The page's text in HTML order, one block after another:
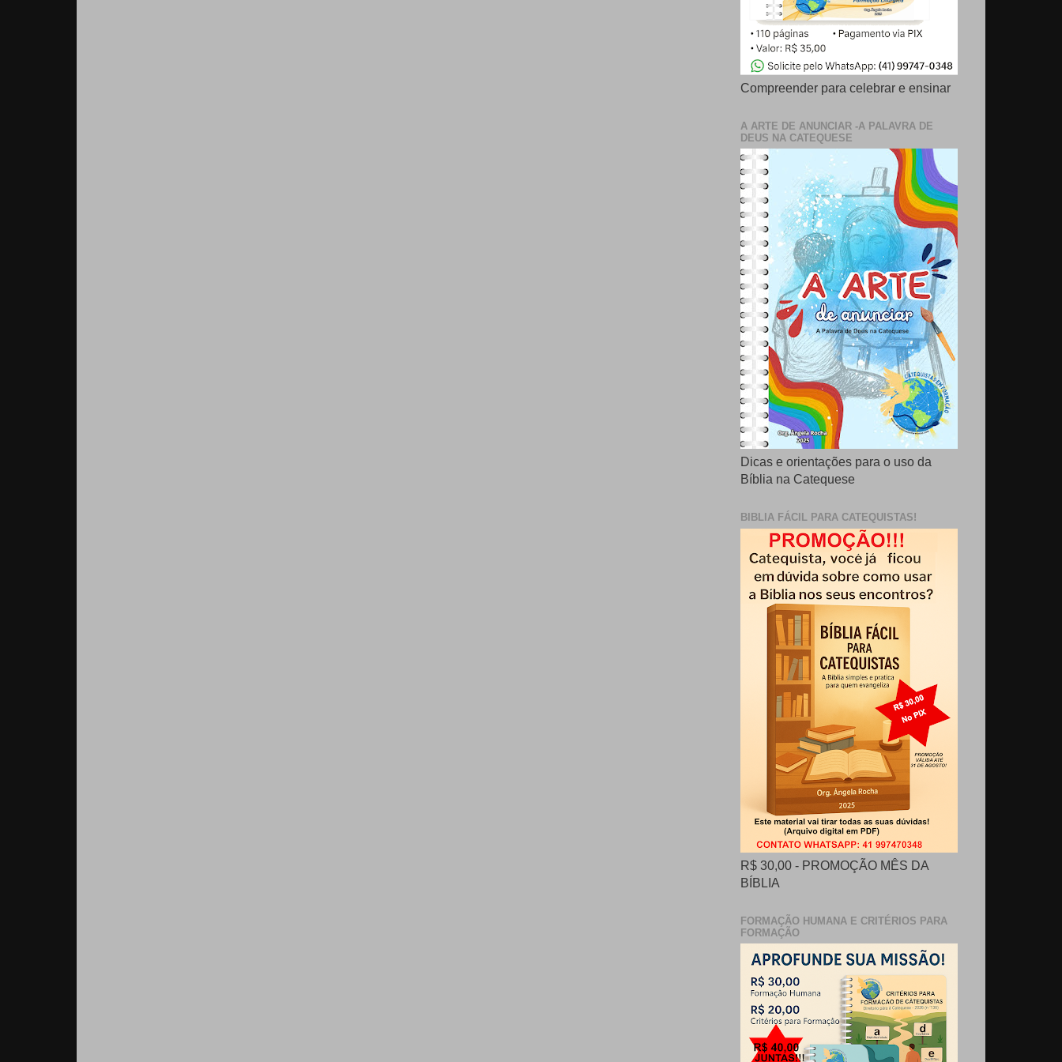
Compreender para celebrar e ensinar
A ARTE DE ANUNCIAR -A PALAVRA DE
DEUS NA CATEQUESE
Dicas e orientações para o uso da
Bíblia na Catequese
BIBLIA FÁCIL PARA CATEQUISTAS!
R$ 30,00 - PROMOÇÃO MÊS DA
BÍBLIA
FORMAÇÃO HUMANA E CRITÉRIOS PARA
FORMAÇÃO